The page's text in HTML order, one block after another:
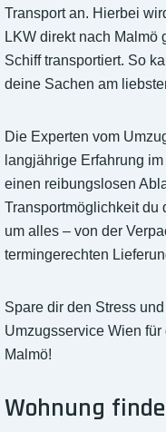
Transport an. Hierbei
LKW direkt nach Malmö
Schiff transportiert. So
deine Sachen am
Die Experten vom
langjährige Erfahrung
einen reibungslosen
Transportmöglichkeit du
um alles – von der
termingerechten
Spare dir den Stress
Umzugsservice Wien
Malmö!
Wohnung